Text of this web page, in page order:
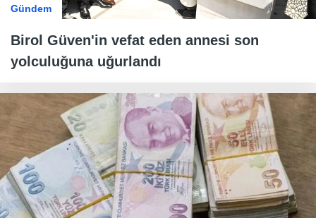
Gündem
Birol Güven'in vefat eden annesi son
yolculuğuna uğurlandı